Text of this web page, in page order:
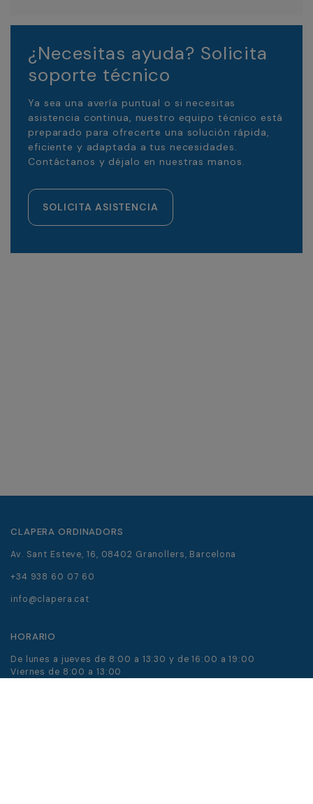
¿Necesitas ayuda? Solicita
soporte técnico
Ya sea una avería puntual o si necesitas
asistencia continua, nuestro equipo técnico está
preparado para ofrecerte una solución rápida,
eficiente y adaptada a tus necesidades.
Contáctanos y déjalo en nuestras manos.
SOLICITA ASISTENCIA
CLAPERA ORDINADORS
Av. Sant Esteve, 16, 08402 Granollers, Barcelona
+34 938 60 07 60
info@clapera.cat
HORARIO
De lunes a jueves de 8:00 a 13:30 y de 16:00 a 19:00
Viernes de 8:00 a 13:00